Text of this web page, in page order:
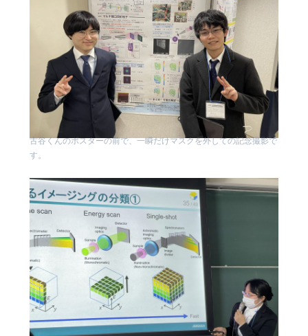
古谷くんのポスターの前で、一瞬だけマスクを外しての記念撮影で
す。